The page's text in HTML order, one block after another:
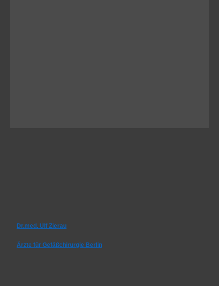
Dr.med. Ulf Zierau
Ärzte für Gefäßchirurgie Berlin